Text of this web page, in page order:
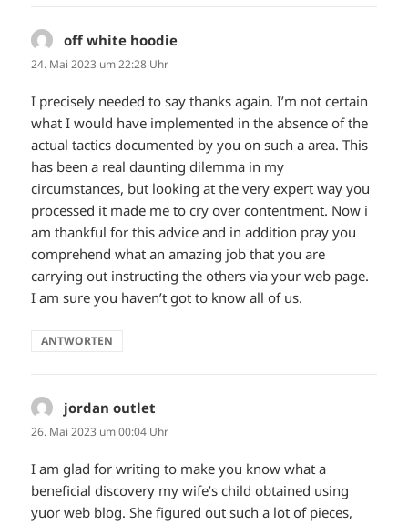
off white hoodie
24. Mai 2023 um 22:28 Uhr
I precisely needed to say thanks again. I’m not certain
what I would have implemented in the absence of the
actual tactics documented by you on such a area. This
has been a real daunting dilemma in my
circumstances, but looking at the very expert way you
processed it made me to cry over contentment. Now i
am thankful for this advice and in addition pray you
comprehend what an amazing job that you are
carrying out instructing the others via your web page.
I am sure you haven’t got to know all of us.
ANTWORTEN
jordan outlet
26. Mai 2023 um 00:04 Uhr
I am glad for writing to make you know what a
beneficial discovery my wife’s child obtained using
yuor web blog. She figured out such a lot of pieces,